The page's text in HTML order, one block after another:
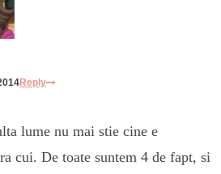
Reply
lume nu mai stie cine e
cui. De toate suntem 4 de fapt, si